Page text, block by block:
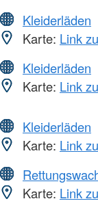
Kleiderläden
Karte: Link
Kleiderläden
Karte: Link
Kleiderläden
Karte: Link
Karte: Link